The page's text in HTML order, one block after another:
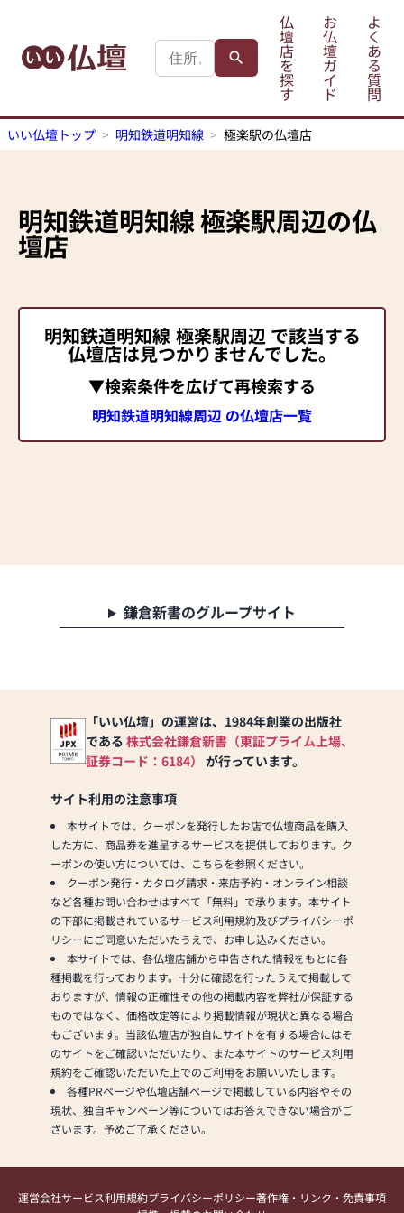
仏
壇
店
を
探
す
お
仏
壇
ガ
イ
ド
よ
く
あ
る
質
問
いい仏壇トップ 明知鉄道明知線 極楽駅の仏壇店
明知鉄道明知線極楽駅周辺の仏
壇店
明知鉄道明知線 極楽駅周辺 で該当する
仏壇店は見つかりませんでした。
▼検索条件を広げて再検索する
明知鉄道明知線周辺 の仏壇店一覧
鎌倉新書のグループサイト
「いい仏壇」の運営は、1984年創業の出版社
である 株式会社鎌倉新書（東証プライム上場、
証券コード：6184） が行っています。
サイト利用の注意事項
本サイトでは、クーポンを発行したお店で仏壇商品を購入
した方に、商品券を進呈するサービスを提供しております。ク
ーポンの使い方については、こちらを参照ください。
クーポン発行・カタログ請求・来店予約・オンライン相談
など各種お問い合わせはすべて「無料」で承ります。本サイト
の下部に掲載されているサービス利用規約及びプライバシーポ
リシーにご同意いただいたうえで、お申し込みください。
本サイトでは、各仏壇店舗から申告された情報をもとに各
種掲載を行っております。十分に確認を行ったうえで掲載して
おりますが、情報の正確性その他の掲載内容を弊社が保証する
ものではなく、価格改定等により掲載情報が現状と異なる場合
もございます。当該仏壇店が独自にサイトを有する場合にはそ
のサイトをご確認いただいたり、また本サイトのサービス利用
規約をご確認いただいた上でのご利用をお願いいたします。
各種PRページや仏壇店舗ページで掲載している内容やその
現状、独自キャンペーン等についてはお答えできない場合がご
ざいます。予めご了承ください。
運営会社サービス利用規約プライバシーポリシー著作権・リンク・免責事項